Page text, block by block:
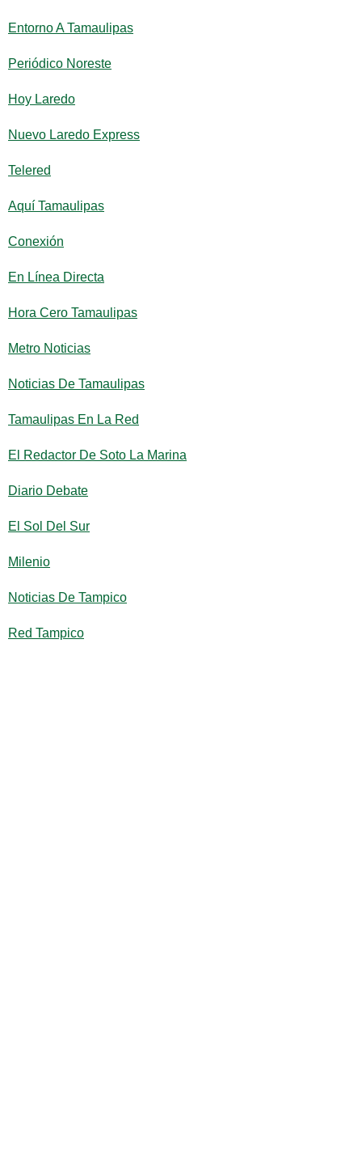
Entorno A Tamaulipas
Periódico Noreste
Hoy Laredo
Nuevo Laredo Express
Telered
Aquí Tamaulipas
Conexión
En Línea Directa
Hora Cero Tamaulipas
Metro Noticias
Noticias De Tamaulipas
Tamaulipas En La Red
El Redactor De Soto La Marina
Diario Debate
El Sol Del Sur
Milenio
Noticias De Tampico
Red Tampico